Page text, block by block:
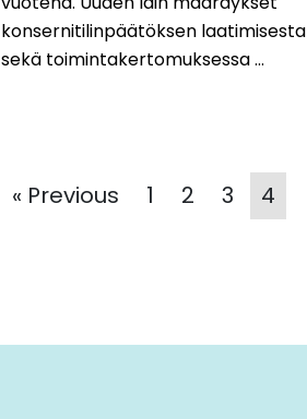
konsernitilinpäätöksen laatimisesta
sekä toimintakertomuksessa ...
« Previous 1 2 3 4